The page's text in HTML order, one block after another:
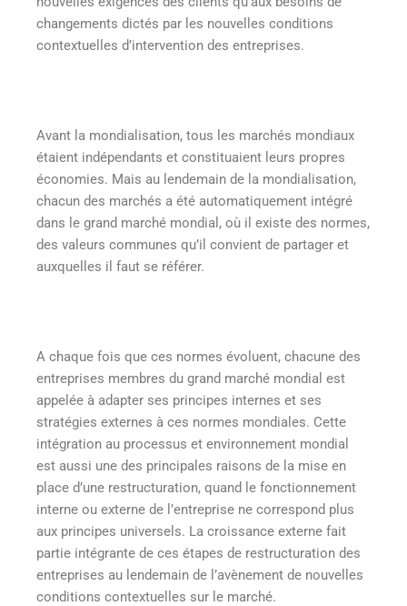
changements dictés par les nouvelles conditions
contextuelles d’intervention des entreprises.
Avant la mondialisation, tous les marchés mondiaux
étaient indépendants et constituaient leurs propres
économies. Mais au lendemain de la mondialisation,
chacun des marchés a été automatiquement intégré
dans le grand marché mondial, où il existe des normes,
des valeurs communes qu’il convient de partager et
auxquelles il faut se référer.
A chaque fois que ces normes évoluent, chacune des
entreprises membres du grand marché mondial est
appelée à adapter ses principes internes et ses
stratégies externes à ces normes mondiales. Cette
intégration au processus et environnement mondial
est aussi une des principales raisons de la mise en
place d’une restructuration, quand le fonctionnement
interne ou externe de l’entreprise ne correspond plus
aux principes universels. La croissance externe fait
partie intégrante de ces étapes de restructuration des
entreprises au lendemain de l’avènement de nouvelles
conditions contextuelles sur le marché.